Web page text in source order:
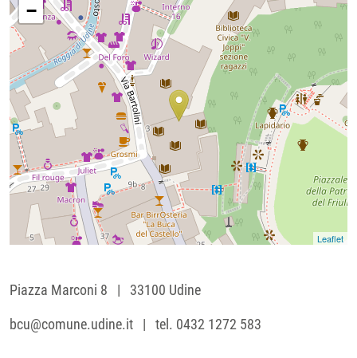
−
Leaflet
Piazza Marconi 8 | 33100 Udine
bcu@comune.udine.it | tel. 0432 1272 583